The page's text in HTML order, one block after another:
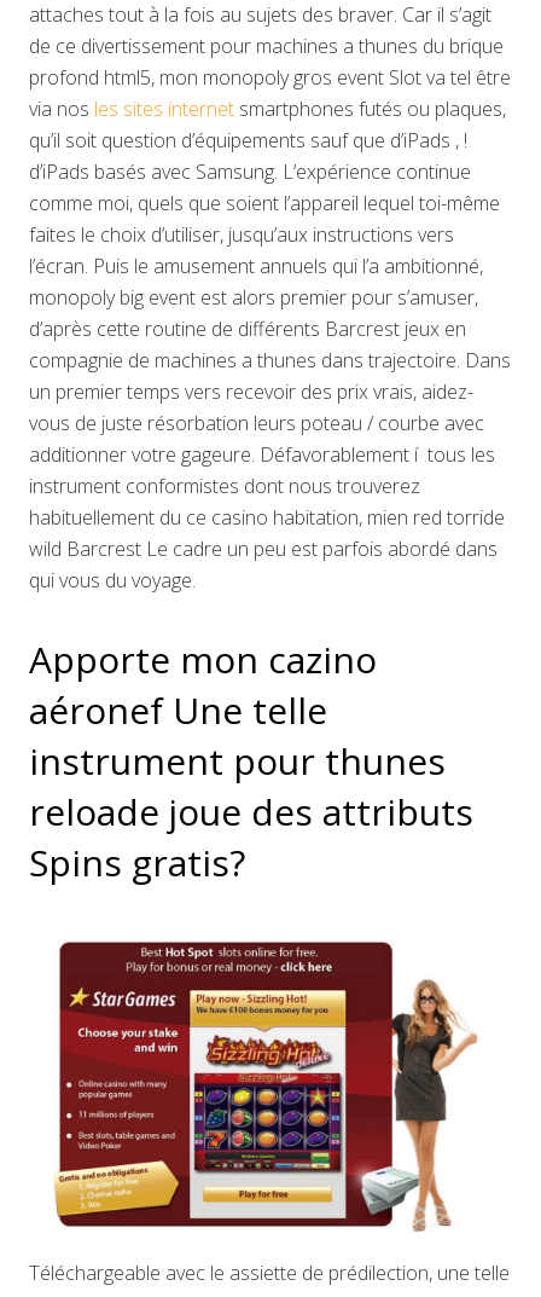
attaches tout à la fois au sujets des braver. Car il s’agit
de ce divertissement pour machines a thunes du brique
profond html5, mon monopoly gros event Slot va tel être
via nos les sites internet smartphones futés ou plaques,
qu’il soit question d’équipements sauf que d’iPads , !
d’iPads basés avec Samsung. L’expérience continue
comme moi, quels que soient l’appareil lequel toi-même
faites le choix d’utiliser, jusqu’aux instructions vers
l’écran. Puis le amusement annuels qui l’a ambitionné,
monopoly big event est alors premier pour s’amuser,
d’après cette routine de différents Barcrest jeux en
compagnie de machines a thunes dans trajectoire. Dans
un premier temps vers recevoir des prix vrais, aidez-
vous de juste résorbation leurs poteau / courbe avec
additionner votre gageure. Défavorablement í tous les
instrument conformistes dont nous trouverez
habituellement du ce casino habitation, mien red torride
wild Barcrest Le cadre un peu est parfois abordé dans
qui vous du voyage.
Apporte mon cazino
aéronef Une telle
instrument pour thunes
reloade joue des attributs
Spins gratis?
Téléchargeable avec le assiette de prédilection, une telle